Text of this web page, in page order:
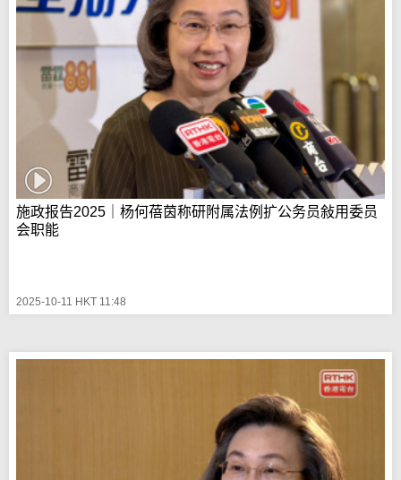
施政报告2025｜杨何蓓茵称研附属法例扩公务员敍用委员
会职能
2025-10-11 HKT 11:48